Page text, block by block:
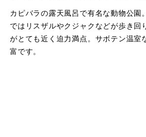
カピバラの露天風呂で有名な動物公園
ではリスザルやクジャクなどが歩き回
がとても近く迫力満点。サボテン温室
富です。